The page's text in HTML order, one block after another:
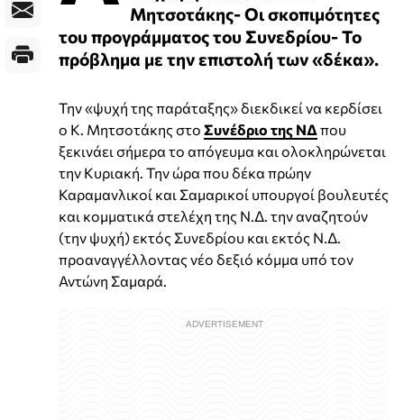
Μητσοτάκης- Οι σκοπιμότητες
του προγράμματος του Συνεδρίου- Το
πρόβλημα με την επιστολή των «δέκα».
Την «ψυχή της παράταξης» διεκδικεί να κερδίσει
ο Κ. Μητσοτάκης στο Συνέδριο της ΝΔ που
ξεκινάει σήμερα το απόγευμα και ολοκληρώνεται
την Κυριακή. Την ώρα που δέκα πρώην
Καραμανλικοί και Σαμαρικοί υπουργοί βουλευτές
και κομματικά στελέχη της Ν.Δ. την αναζητούν
(την ψυχή) εκτός Συνεδρίου και εκτός Ν.Δ.
προαναγγέλλοντας νέο δεξιό κόμμα υπό τον
Αντώνη Σαμαρά.